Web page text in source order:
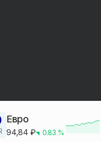
Евро
94,84 ₽ 0.83 %